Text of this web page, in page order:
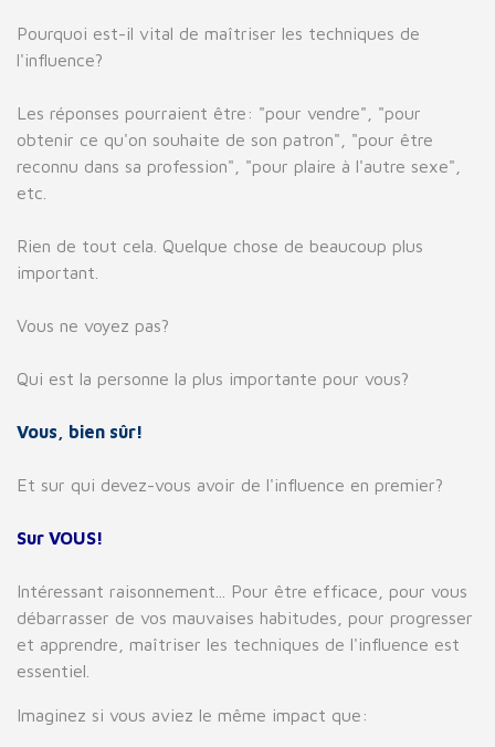
Pourquoi est-il vital de maîtriser les techniques de
l'influence?
Les réponses pourraient être: "pour vendre", "pour
obtenir ce qu'on souhaite de son patron", "pour être
reconnu dans sa profession", "pour plaire à l'autre sexe",
etc.
Rien de tout cela. Quelque chose de beaucoup plus
important.
Vous ne voyez pas?
Qui est la personne la plus importante pour vous?
Vous, bien sûr!
Et sur qui devez-vous avoir de l'influence en premier?
Sur VOUS!
Intéressant raisonnement... Pour être efficace, pour vous
débarrasser de vos mauvaises habitudes, pour progresser
et apprendre, maîtriser les techniques de l'influence est
essentiel.
Imaginez si vous aviez le même impact que: